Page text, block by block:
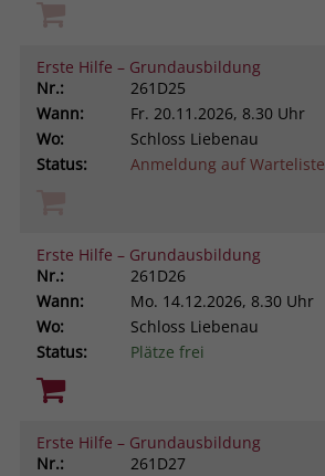
Erste Hilfe – Grundausbildung
Nr.:
261D25
Wann:
Fr. 20.11.2026, 8.30 Uhr
Wo:
Schloss Liebenau
Status:
Anmeldung auf Warteliste
Erste Hilfe – Grundausbildung
Nr.:
261D26
Wann:
Mo. 14.12.2026, 8.30 Uhr
Wo:
Schloss Liebenau
Status:
Plätze frei
Erste Hilfe – Grundausbildung
Nr.:
261D27